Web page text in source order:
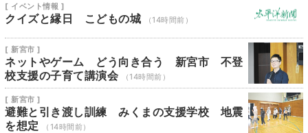
[ イベント情報 ]
クイズと縁日 こどもの城 （14時間前）
[ 新宮市 ]
ネットやゲーム どう向き合う 新宮市 不登
校支援の子育て講演会
（14時間前）
[ 新宮市 ]
避難と引き渡し訓練 みくまの支援学校 地震
を想定
（14時間前）